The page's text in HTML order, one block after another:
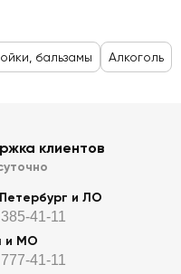
бальзамы Алкоголь
клиентов
и ЛО
41-11
и МО
41-11